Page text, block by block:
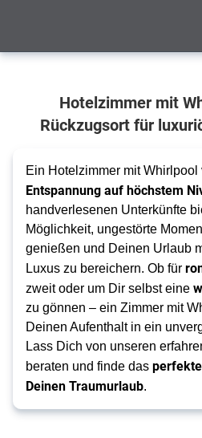
neu definiert
Dein
mit Whirlpool
für
unvergessliche
Momente
Hotelzimmer mit
Rückzugsort für
Ein Hotelzimmer mit Whirlpool
Entspannung auf höchstem
handverlesenen Unterkünfte
Möglichkeit, ungestörte
genießen und Deinen Urlaub
Luxus zu bereichern. Ob für
zweit oder um Dir selbst eine
zu gönnen – ein Zimmer mit
Deinen Aufenthalt in ein
Lass Dich von unseren
beraten und finde das
Deinen Traumurlaub.